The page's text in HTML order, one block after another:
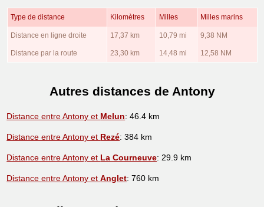
Type de distance Kilomètres Milles Milles marins
Distance en ligne droite 17,37 km 10,79 mi 9,38 NM
Distance par la route 23,30 km 14,48 mi 12,58 NM
Autres distances de Antony
Distance entre Antony et Melun: 46.4 km
Distance entre Antony et Rezé: 384 km
Distance entre Antony et La Courneuve: 29.9 km
Distance entre Antony etAnglet: 760 km